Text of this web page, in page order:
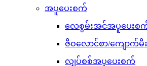
အပူပေးစက်
လေစွမ်းအင်အပူပေးစ
ဇီဝလောင်စာ/ကျောက်မီ
လျှပ်စစ်အပူပေးစက်